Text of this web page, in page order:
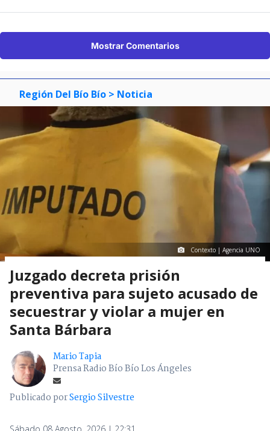
Mostrar Comentarios
Región Del Bío Bío > Noticia
Contexto | Agencia UNO
Juzgado decreta prisión
preventiva para sujeto acusado de
secuestrar y violar a mujer en
Santa Bárbara
Mario Tapia
Prensa Radio Bío Bío Los Ángeles
Publicado porSergio Silvestre